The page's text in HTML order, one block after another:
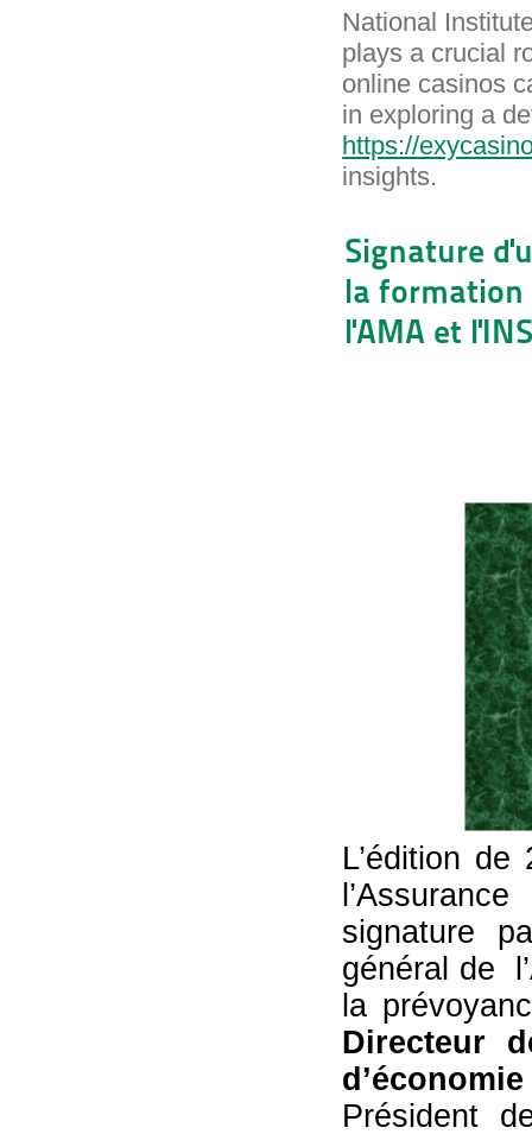
National
plays a crucial
online casinos
in exploring a
https://
insights.
Signature
la formation
l'AMA et
L’édition
signature
général de
la
Directeur
Président